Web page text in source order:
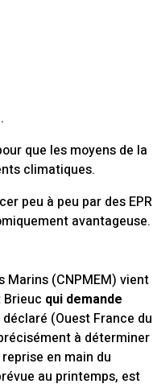
que les moyens de la
climatiques.
peu à peu par des EPR
avantageuse.
Marins (CNPMEM) vient
Brieuc qui demande
(Ouest France du
à déterminer
en main du
au printemps, est